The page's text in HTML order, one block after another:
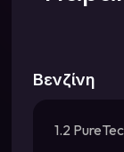
Βενζίνη
1.2